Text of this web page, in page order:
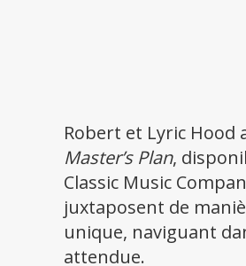
Robert et Lyric
Master’s Plan,
Classic Music
juxtaposent de
unique, naviguant
attendue.